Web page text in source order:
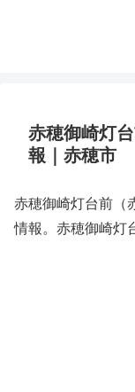
赤穂御崎灯
報｜赤穂市
赤穂御崎灯台前（
情報。赤穂御崎灯